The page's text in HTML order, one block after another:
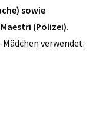
sowie
(Polizei).
verwendet.